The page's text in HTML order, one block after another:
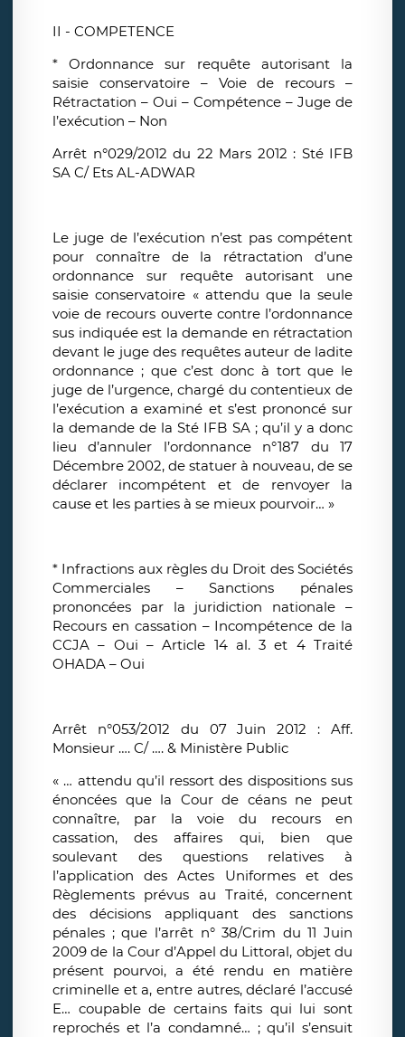
II - COMPETENCE
* Ordonnance sur requête autorisant la
saisie conservatoire – Voie de recours –
Rétractation – Oui – Compétence – Juge de
l’exécution – Non
Arrêt n°029/2012 du 22 Mars 2012 : Sté IFB
SA C/ Ets AL-ADWAR
Le juge de l’exécution n’est pas compétent
pour connaître de la rétractation d’une
ordonnance sur requête autorisant une
saisie conservatoire « attendu que la seule
voie de recours ouverte contre l’ordonnance
sus indiquée est la demande en rétractation
devant le juge des requêtes auteur de ladite
ordonnance ; que c’est donc à tort que le
juge de l’urgence, chargé du contentieux de
l’exécution a examiné et s’est prononcé sur
la demande de la Sté IFB SA ; qu’il y a donc
lieu d’annuler l’ordonnance n°187 du 17
Décembre 2002, de statuer à nouveau, de se
déclarer incompétent et de renvoyer la
cause et les parties à se mieux pourvoir… »
* Infractions aux règles du Droit des Sociétés
Commerciales – Sanctions pénales
prononcées par la juridiction nationale –
Recours en cassation – Incompétence de la
CCJA – Oui – Article 14 al. 3 et 4 Traité
OHADA – Oui
Arrêt n°053/2012 du 07 Juin 2012 : Aff.
Monsieur …. C/ …. & Ministère Public
« … attendu qu’il ressort des dispositions sus
énoncées que la Cour de céans ne peut
connaître, par la voie du recours en
cassation, des affaires qui, bien que
soulevant des questions relatives à
l’application des Actes Uniformes et des
Règlements prévus au Traité, concernent
des décisions appliquant des sanctions
pénales ; que l’arrêt n° 38/Crim du 11 Juin
2009 de la Cour d’Appel du Littoral, objet du
présent pourvoi, a été rendu en matière
criminelle et a, entre autres, déclaré l’accusé
E… coupable de certains faits qui lui sont
reprochés et l’a condamné… ; qu’il s’ensuit